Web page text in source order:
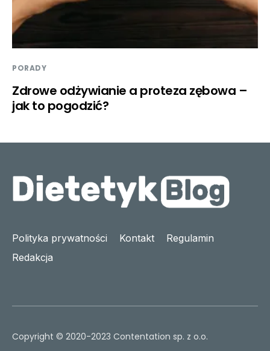
PORADY
Zdrowe odżywianie a proteza zębowa –
jak to pogodzić?
Polityka prywatności Kontakt
Regulamin
Redakcja
Copyright © 2020-2023 Contentation sp. z o.o.